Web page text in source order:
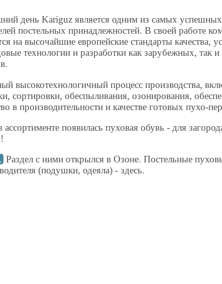
день Kariguz является одним из самых
постельных принадлежностей. В своей работе
на высочайшие европейские стандарты качества,
технологии и разработки как зарубежных, так и
высокотехнологичный процесс производства,
сортировки, обеспыливания, озонирования,
в производительности и качестве готовых пухо-
ассортименте появилась пуховая обувь - для
Раздел с ними открылся в Озоне. Постельные
(подушки, одеяла) - здесь.